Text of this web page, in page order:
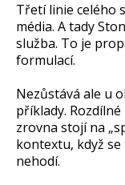
Třetí linie celého
média. A tady
služba. To je
formulací.
Nezůstává ale u
příklady.
zrovna stojí na
kontextu, když
nehodí.